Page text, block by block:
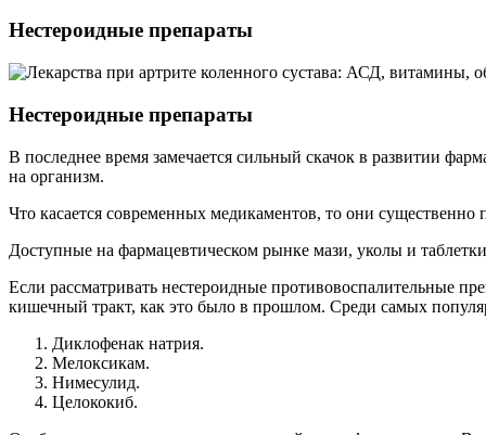
Нестероидные препараты
Нестероидные препараты
В последнее время замечается сильный скачок в развитии
на организм.
Что касается современных медикаментов, то они
Доступные на фармацевтическом рынке мази, уколы и
Если рассматривать нестероидные противовоспалительные
кишечный тракт, как это было в прошлом. Среди самых
Диклофенак натрия.
Мелоксикам.
Нимесулид.
Целококиб.